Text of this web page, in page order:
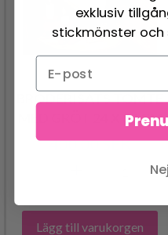
BRODERISATS TOMTE
MED GRÖT 24 X 33 CM
400.00 SEK
Lägg till varukorgen
exklusiv
stickmönster